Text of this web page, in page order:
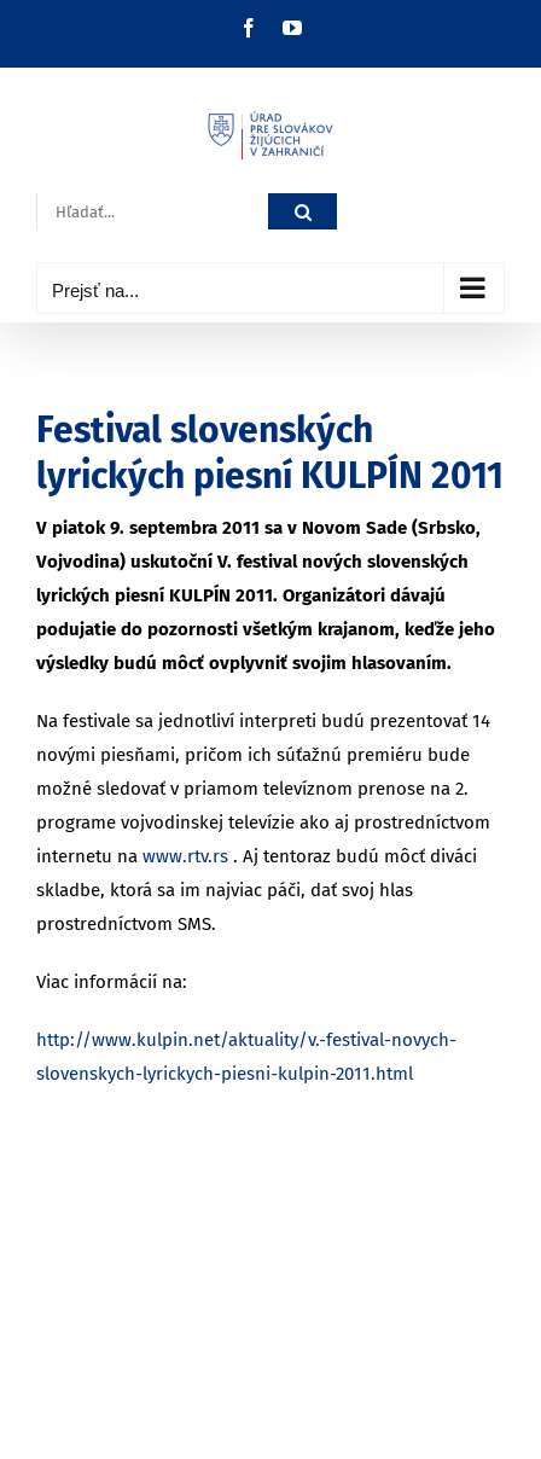
FacebookYouTube
Hľadať:
Prejsť na...
Festival slovenských
lyrických piesní KULPÍN 2011
V piatok 9. septembra 2011 sa v Novom Sade (Srbsko,
Vojvodina) uskutoční V. festival nových slovenských
lyrických piesní KULPÍN 2011. Organizátori dávajú
podujatie do pozornosti všetkým krajanom, keďže jeho
výsledky budú môcť ovplyvniť svojim hlasovaním.
Na festivale sa jednotliví interpreti budú prezentovať 14
novými piesňami, pričom ich súťažnú premiéru bude
možné sledovať v priamom televíznom prenose na 2.
programe vojvodinskej televízie ako aj prostredníctvom
internetu na www.rtv.rs . Aj tentoraz budú môcť diváci
skladbe, ktorá sa im najviac páči, dať svoj hlas
prostredníctvom SMS.
Viac informácií na:
http://www.kulpin.net/aktuality/v.-festival-novych-
slovenskych-lyrickych-piesni-kulpin-2011.html